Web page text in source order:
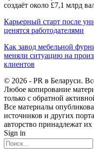
создаёт около £7,1 млрд
Карьерный старт после
ценятся работодателями
Как завод мебельной
меняли ситуацию на
клиентов
© 2026 - PR в Беларуси.
Любое копирование
только с обратной
Все материалы
источников и других
авторство принадлежат
Sign in